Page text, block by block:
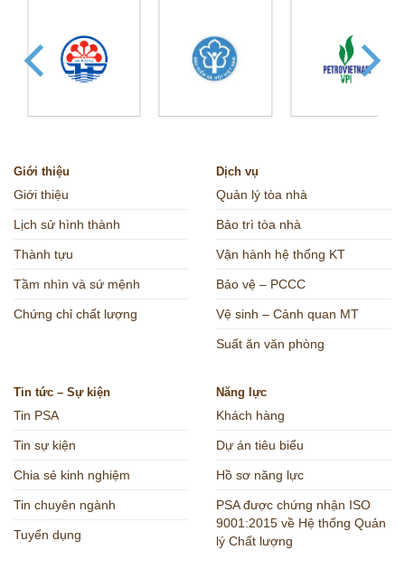
Giới thiệu
Giới thiệu
Lịch sử hình thành
Thành tựu
Tầm nhìn và sứ mệnh
Chứng chỉ chất lượng
Dịch vụ
Quản lý tòa nhà
Bảo trì tòa nhà
Vận hành hệ thống KT
Bảo vệ – PCCC
Vệ sinh – Cảnh quan MT
Suất ăn văn phòng
Tin tức – Sự kiện
Tin PSA
Tin sự kiện
Chia sẻ kinh nghiệm
Tin chuyên ngành
Tuyển dụng
Năng lực
Khách hàng
Dự án tiêu biểu
Hồ sơ năng lực
PSA được chứng nhận ISO
9001:2015 về Hệ thống Quản
lý Chất lượng